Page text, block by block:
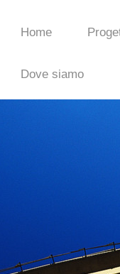
Home
Dove siamo